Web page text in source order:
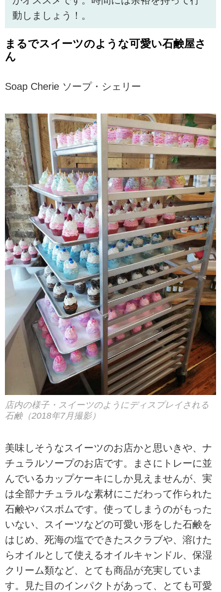
動しましょう！。
まるでスイーツのような可愛い石鹸屋さ
ん
Soap Cherie ソープ・シェリー
店内の様子・スイーツのようにディスプレイされる
石鹸（2018年7月撮影）
美味しそうなスイーツのお店かと思いきや、ナ
チュラルソープのお店です。まさにトレーに並
んでいるカップケーキにしか見えませんが、実
は全部ナチュラルな素材にこだわって作られた
石鹸やバスボムです。使ってしまうのがもった
いない、スイーツなどの可愛い形をした石鹸を
はじめ、死海の塩でできたスクラブや、溶けた
らオイルとして使えるオイルキャンドル、保湿
クリーム類など、とても商品が充実していま
す。見た目のインパクトがあって、とても可愛